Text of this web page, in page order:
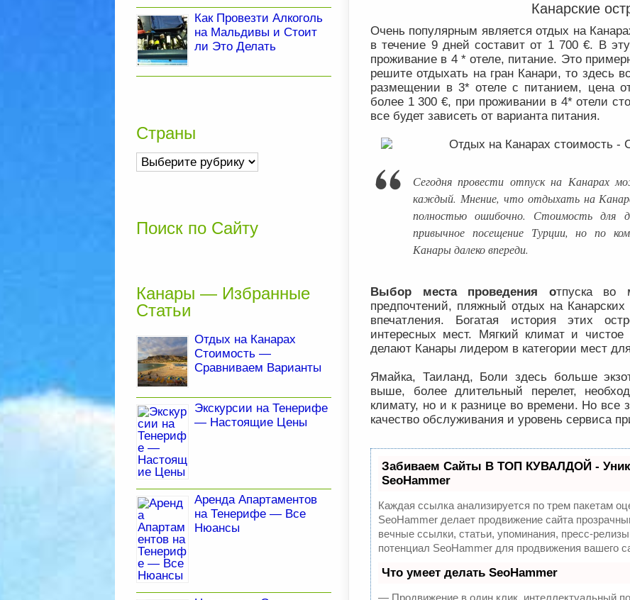
Канарские
Очень популярным является отдых на
в течение 9 дней составит от 1 700 €. В
проживание в 4 * отеле, питание. Это
решите отдыхать на гран Канари, то здесь
размещении в 3* отеле с питанием, цена
более 1 300 €, при проживании в 4* отели
все будет зависеть от варианта питания.
Сегодня провести отпуск на Канарах
каждый. Мнение, что отдыхать на
полностью ошибочно. Стоимость для
привычное посещение Турции, но по
Канары далеко впереди.
Выбор места проведения отпуска во
предпочтений, пляжный отдых на
впечатления. Богатая история этих
интересных мест. Мягкий климат и
делают Канары лидером в категории мест
Ямайка, Таиланд, Боли здесь больше
выше, более длительный перелет,
климату, но и к разнице во времени. Но все
качество обслуживания и уровень сервиса
Забиваем Сайты В ТОП КУВАЛДОЙ -
SeoHammer
Каждая ссылка анализируется по трем пакетам
SeoHammer делает продвижение сайта
вечные ссылки, статьи, упоминания, пресс-
потенциал SeoHammer для продвижения вашего
Что умеет делать SeoHammer
— Продвижение в один клик, интеллектуальный
Как Провезти Алкоголь
на Мальдивы и Стоит
ли Это Делать
Страны
Страны
Поиск по Сайту
Канары — Избранные
Статьи
Отдых на Канарах
Стоимость —
Сравниваем Варианты
Экскурсии на Тенерифе
— Настоящие Цены
Аренда Апартаментов
на Тенерифе — Все
Нюансы